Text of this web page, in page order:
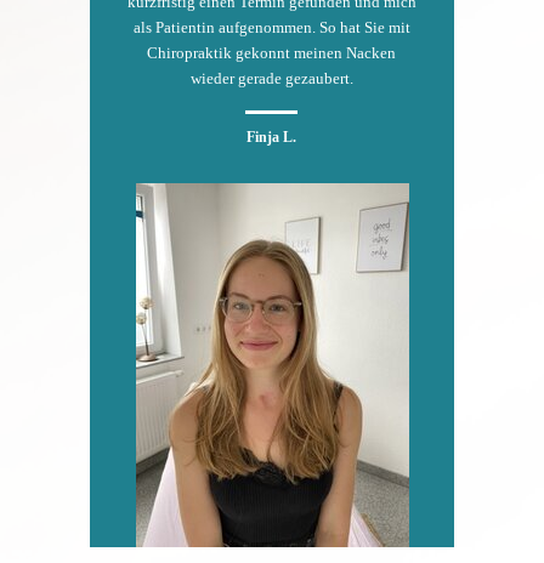
als Patientin aufgenommen. So hat Sie mit
Chiropraktik gekonnt meinen Nacken
wieder gerade gezaubert.
Finja L.